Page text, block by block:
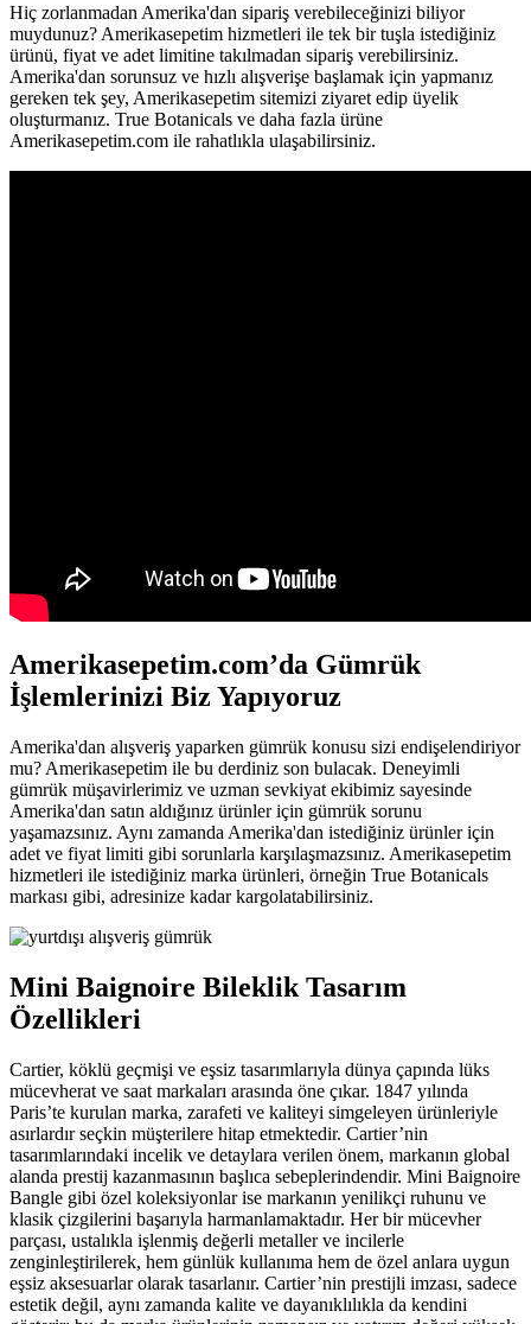
Hiç zorlanmadan Amerika'dan sipariş verebileceğinizi biliyor
muydunuz? Amerikasepetim hizmetleri ile tek bir tuşla istediğiniz
ürünü, fiyat ve adet limitine takılmadan sipariş verebilirsiniz.
Amerika'dan sorunsuz ve hızlı alışverişe başlamak için yapmanız
gereken tek şey, Amerikasepetim sitemizi ziyaret edip üyelik
oluşturmanız. True Botanicals ve daha fazla ürüne
Amerikasepetim.com ile rahatlıkla ulaşabilirsiniz.
Amerikasepetim.com’da Gümrük
İşlemlerinizi Biz Yapıyoruz
Amerika'dan alışveriş yaparken gümrük konusu sizi endişelendiriyor
mu? Amerikasepetim ile bu derdiniz son bulacak. Deneyimli
gümrük müşavirlerimiz ve uzman sevkiyat ekibimiz sayesinde
Amerika'dan satın aldığınız ürünler için gümrük sorunu
yaşamazsınız. Aynı zamanda Amerika'dan istediğiniz ürünler için
adet ve fiyat limiti gibi sorunlarla karşılaşmazsınız. Amerikasepetim
hizmetleri ile istediğiniz marka ürünleri, örneğin True Botanicals
markası gibi, adresinize kadar kargolatabilirsiniz.
Mini Baignoire Bileklik Tasarım
Özellikleri
Cartier, köklü geçmişi ve eşsiz tasarımlarıyla dünya çapında lüks
mücevherat ve saat markaları arasında öne çıkar. 1847 yılında
Paris’te kurulan marka, zarafeti ve kaliteyi simgeleyen ürünleriyle
asırlardır seçkin müşterilere hitap etmektedir. Cartier’nin
tasarımlarındaki incelik ve detaylara verilen önem, markanın global
alanda prestij kazanmasının başlıca sebeplerindendir. Mini Baignoire
Bangle gibi özel koleksiyonlar ise markanın yenilikçi ruhunu ve
klasik çizgilerini başarıyla harmanlamaktadır. Her bir mücevher
parçası, ustalıkla işlenmiş değerli metaller ve incilerle
zenginleştirilerek, hem günlük kullanıma hem de özel anlara uygun
eşsiz aksesuarlar olarak tasarlanır. Cartier’nin prestijli imzası, sadece
estetik değil, aynı zamanda kalite ve dayanıklılıkla da kendini